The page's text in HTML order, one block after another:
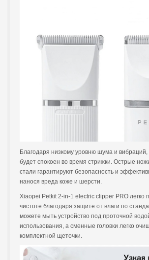
Благодаря низкому уровню шума и
будет спокоен во время стрижки. Острые
стали гарантируют безопасность и
нанося вреда коже и шерсти.
Xiaopei Petkit 2-in-1 electric clipper PRO легко
чистоте благодаря защите от влаги по
можете мыть устройство под проточной
использования, а сменные головки легко
комплектной щеточки.